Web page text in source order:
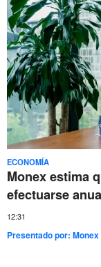
ECONOMÍA
Monex estima
efectuarse
12:31
Presentado por:Monex